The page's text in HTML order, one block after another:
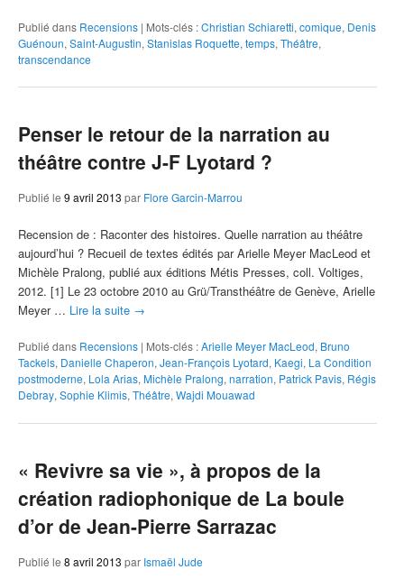
Publié dans Recensions | Mots-clés :Christian Schiaretti, comique, Denis
Guénoun, Saint-Augustin, Stanislas Roquette, temps, Théâtre,
transcendance
Penser le retour de la narration au
théâtre contre J-F Lyotard ?
Publié le 9 avril 2013 par Flore Garcin-Marrou
Recension de : Raconter des histoires. Quelle narration au théâtre
aujourd’hui ? Recueil de textes édités par Arielle Meyer MacLeod et
Michèle Pralong, publié aux éditions Métis Presses, coll. Voltiges,
2012. [1] Le 23 octobre 2010 au Grü/Transthéâtre de Genève, Arielle
Meyer … Lire la suite →
Publié dans Recensions | Mots-clés :Arielle Meyer MacLeod, Bruno
Tackels, Danielle Chaperon, Jean-François Lyotard, Kaegi, La Condition
postmoderne, Lola Arias, Michèle Pralong, narration, Patrick Pavis, Régis
Debray, Sophie Klimis, Théâtre, Wajdi Mouawad
« Revivre sa vie », à propos de la
création radiophonique de La boule
d’or de Jean-Pierre Sarrazac
Publié le 8 avril 2013 par Ismaël Jude